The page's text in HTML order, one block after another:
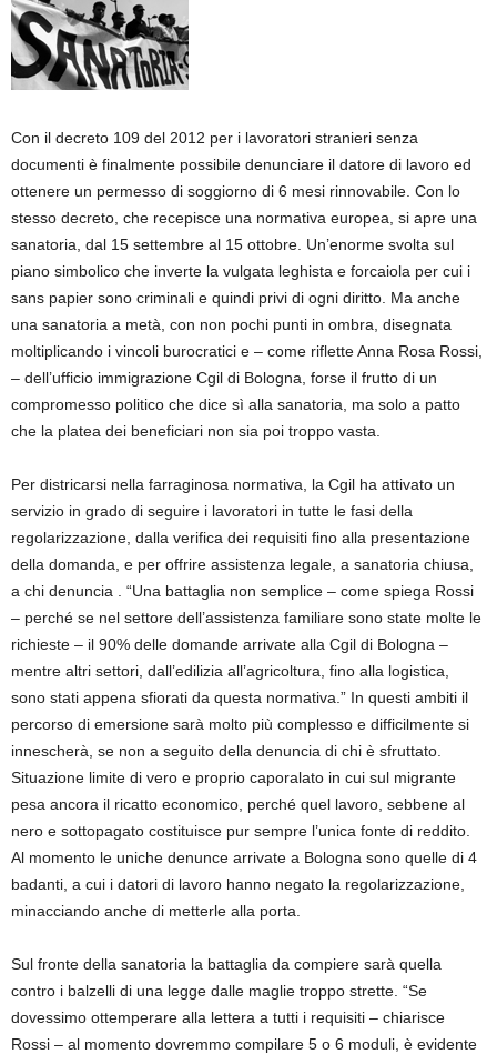
Con il decreto 109 del 2012 per i lavoratori stranieri senza
documenti è finalmente possibile denunciare il datore di lavoro ed
ottenere un permesso di soggiorno di 6 mesi rinnovabile. Con lo
stesso decreto, che recepisce una normativa europea, si apre una
sanatoria, dal 15 settembre al 15 ottobre. Un’enorme svolta sul
piano simbolico che inverte la vulgata leghista e forcaiola per cui i
sans papier sono criminali e quindi privi di ogni diritto. Ma anche
una sanatoria a metà, con non pochi punti in ombra, disegnata
moltiplicando i vincoli burocratici e – come riflette Anna Rosa Rossi,
– dell’ufficio immigrazione Cgil di Bologna, forse il frutto di un
compromesso politico che dice sì alla sanatoria, ma solo a patto
che la platea dei beneficiari non sia poi troppo vasta.
Per districarsi nella farraginosa normativa, la Cgil ha attivato un
servizio in grado di seguire i lavoratori in tutte le fasi della
regolarizzazione, dalla verifica dei requisiti fino alla presentazione
della domanda, e per offrire assistenza legale, a sanatoria chiusa,
a chi denuncia . “Una battaglia non semplice – come spiega Rossi
– perché se nel settore dell’assistenza familiare sono state molte le
richieste – il 90% delle domande arrivate alla Cgil di Bologna –
mentre altri settori, dall’edilizia all’agricoltura, fino alla logistica,
sono stati appena sfiorati da questa normativa.” In questi ambiti il
percorso di emersione sarà molto più complesso e difficilmente si
innescherà, se non a seguito della denuncia di chi è sfruttato.
Situazione limite di vero e proprio caporalato in cui sul migrante
pesa ancora il ricatto economico, perché quel lavoro, sebbene al
nero e sottopagato costituisce pur sempre l’unica fonte di reddito.
Al momento le uniche denunce arrivate a Bologna sono quelle di 4
badanti, a cui i datori di lavoro hanno negato la regolarizzazione,
minacciando anche di metterle alla porta.
Sul fronte della sanatoria la battaglia da compiere sarà quella
contro i balzelli di una legge dalle maglie troppo strette. “Se
dovessimo ottemperare alla lettera a tutti i requisiti – chiarisce
Rossi – al momento dovremmo compilare 5 o 6 moduli, è evidente